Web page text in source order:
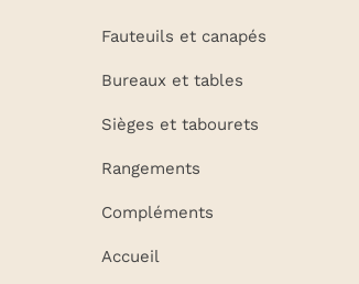
Fauteuils et canapés
Bureaux et tables
Sièges et tabourets
Rangements
Compléments
Accueil